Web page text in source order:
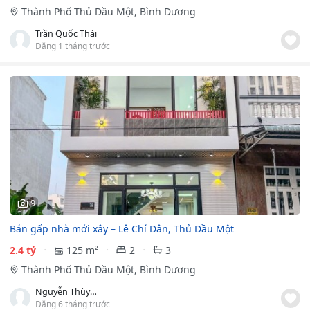
Thành Phố Thủ Dầu Một, Bình Dương
Trần Quốc Thái
Đăng 1 tháng trước
9
Bán gấp nhà mới xây – Lê Chí Dân, Thủ Dầu Một
2.4 tỷ
125 m² 2
3
Thành Phố Thủ Dầu Một, Bình Dương
Nguyễn Thùy Thu Nguyệt
Đăng 6 tháng trước